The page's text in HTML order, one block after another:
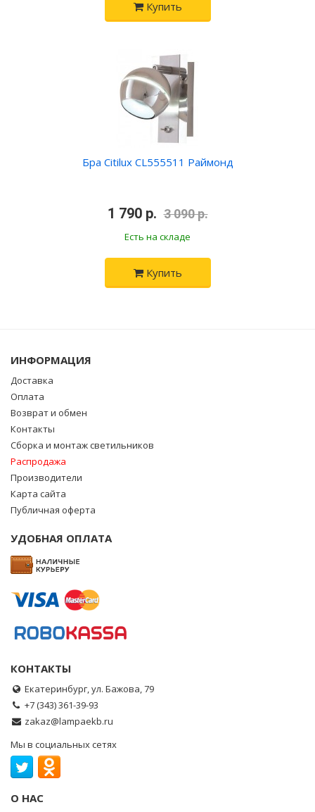
Купить
Бра Citilux CL555511 Раймонд
1 790 р. 3 090 р.
Есть на складе
Купить
ИНФОРМАЦИЯ
Доставка
Оплата
Возврат и обмен
Контакты
Сборка и монтаж светильников
Распродажа
Производители
Карта сайта
Публичная оферта
УДОБНАЯ ОПЛАТА
КОНТАКТЫ
Екатеринбург, ул. Бажова, 79
+7 (343) 361-39-93
zakaz@lampaekb.ru
Мы в социальных сетях
О НАС